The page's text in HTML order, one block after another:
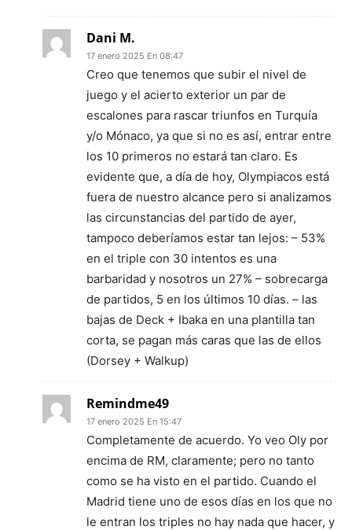
Dani M.
17 enero 2025 En 08:47
Creo que tenemos que subir el nivel de
juego y el acierto exterior un par de
escalones para rascar triunfos en Turquía
y/o Mónaco, ya que si no es así, entrar entre
los 10 primeros no estará tan claro. Es
evidente que, a día de hoy, Olympiacos está
fuera de nuestro alcance pero si analizamos
las circunstancias del partido de ayer,
tampoco deberíamos estar tan lejos: – 53%
en el triple con 30 intentos es una
barbaridad y nosotros un 27% – sobrecarga
de partidos, 5 en los últimos 10 días. – las
bajas de Deck + Ibaka en una plantilla tan
corta, se pagan más caras que las de ellos
(Dorsey + Walkup)
Remindme49
17 enero 2025 En 15:47
Completamente de acuerdo. Yo veo Oly por
encima de RM, claramente; pero no tanto
como se ha visto en el partido. Cuando el
Madrid tiene uno de esos días en los que no
le entran los triples no hay nada que hacer, y